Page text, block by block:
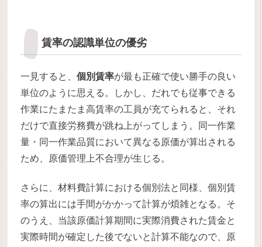
賃率の認識単位の優劣
一見すると、個別賃率が最も正確で使い勝手の良い
単位のように思える。しかし、だれでも従事できる
作業にたまたま高賃率の工員が充てられると、それ
だけで直接労務費が跳ね上がってしまう。同一作業
量・同一作業品質において異なる原価が算出される
ため、原価管理上不合理が生じる。
さらに、材料費計算における個別法と同様、個別賃
率の算出には手間がかかって計算が煩雑となる。そ
のうえ、当該原価計算期間に実際消費された賃金と
実際時間が確定した後でないと計算不能なので、原